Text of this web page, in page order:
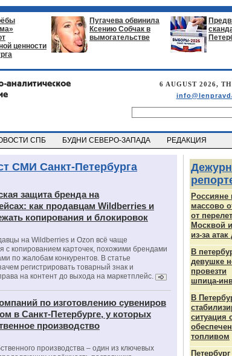
ценности
Пугачева обвинила
Ксению Собчак в
вымогательстве
6 AUGUST 2026,
СПБ БУДНИ СЕВЕРО-ЗАПАДА РЕДАКЦИЯ
СМИ Санкт-Петербурга
защита бренда на
как продавцам Wildberries и
копирования и блокировок
на Wildberries и Ozon всё чаще
с копированием карточек, похожими брендами
по жалобам конкурентов. В статье
регистрировать товарный знак и
на контент до выхода на маркетплейс.
по изготовлению сувениров
в Санкт-Петербурге, у которых
производство
производства – один из ключевых
Россияне
массово
от
Москвой
из-за
В
девушке
провезти
В
ситуация
топливом